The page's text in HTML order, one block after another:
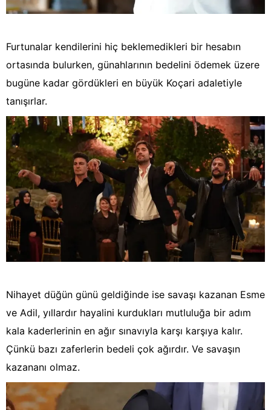
Furtunalar kendilerini hiç beklemedikleri bir hesabın
ortasında bulurken, günahlarının bedelini ödemek üzere
bugüne kadar gördükleri en büyük Koçari adaletiyle
tanışırlar.
Nihayet düğün günü geldiğinde ise savaşı kazanan Esme
ve Adil, yıllardır hayalini kurdukları mutluluğa bir adım
kala kaderlerinin en ağır sınavıyla karşı karşıya kalır.
Çünkü bazı zaferlerin bedeli çok ağırdır. Ve savaşın
kazananı olmaz.